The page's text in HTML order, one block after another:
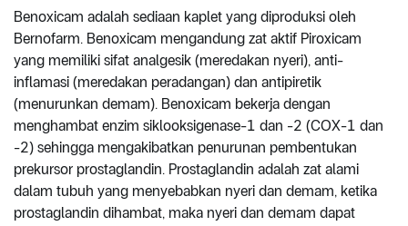
Benoxicam adalah sediaan kaplet yang diproduksi oleh
Bernofarm. Benoxicam mengandung zat aktif Piroxicam
yang memiliki sifat analgesik (meredakan nyeri), anti-
inflamasi (meredakan peradangan) dan antipiretik
(menurunkan demam). Benoxicam bekerja dengan
menghambat enzim siklooksigenase-1 dan -2 (COX-1 dan
-2) sehingga mengakibatkan penurunan pembentukan
prekursor prostaglandin. Prostaglandin adalah zat alami
dalam tubuh yang menyebabkan nyeri dan demam, ketika
prostaglandin dihambat, maka nyeri dan demam dapat